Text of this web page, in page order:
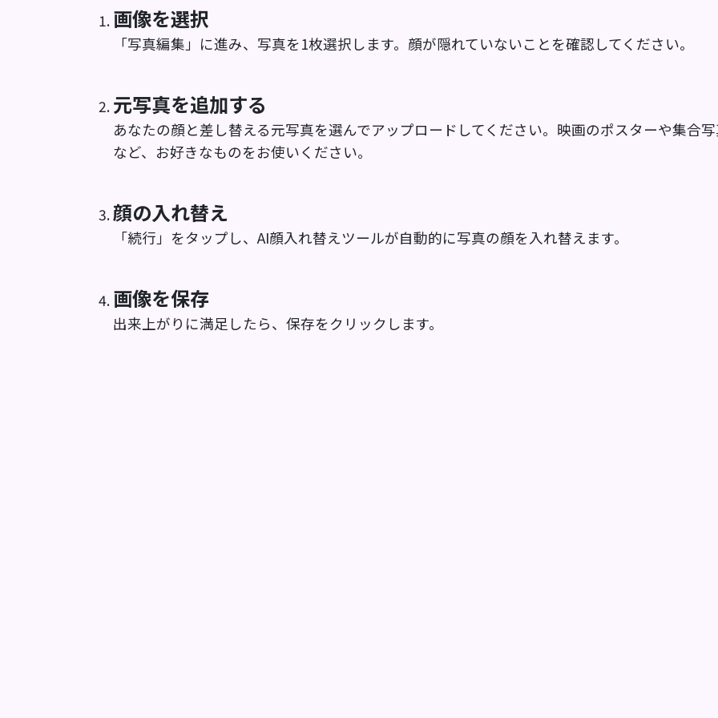
画像を選択
「写真編集」に進み、写真を1枚選択します。顔が隠れていないことを確認してください。
元写真を追加する
あなたの顔と差し替える元写真を選んでアップロードしてください。映画のポスターや集合
など、お好きなものをお使いください。
顔の入れ替え
「続行」をタップし、AI顔入れ替えツールが自動的に写真の顔を入れ替えます。
画像を保存
出来上がりに満足したら、保存をクリックします。